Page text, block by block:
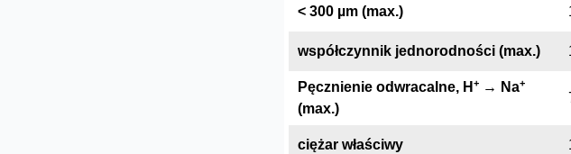
< 300 µm (max.)
współczynnik jednorodności (max.)
Pęcznienie odwracalne, H +→ Na+
(max.)
ciężar właściwy